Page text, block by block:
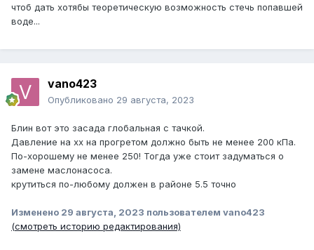
чтоб дать хотябы теоретическую возможность стечь попавшей
воде...
vano423
Опубликовано 29 августа, 2023
Блин вот это засада глобальная с тачкой.
Давление на хх на прогретом должно быть не менее 200 кПа.
По-хорошему не менее 250! Тогда уже стоит задуматься о
замене маслонасоса.
крутиться по-любому должен в районе 5.5 точно
Изменено 29 августа, 2023 пользователем vano423
(смотреть историю редактирования)